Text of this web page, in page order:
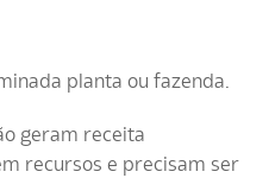
planta ou fazenda.
geram receita
recursos e precisam ser